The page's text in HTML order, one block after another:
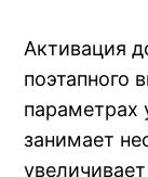
Активация
поэтапного
параметрах
занимает